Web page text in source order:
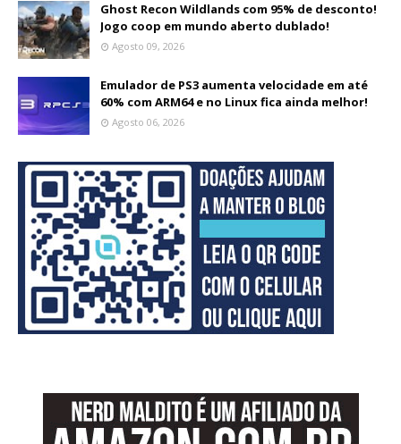
Ghost Recon Wildlands com 95% de desconto!
Jogo coop em mundo aberto dublado!
Agosto 09, 2026
Emulador de PS3 aumenta velocidade em até
60% com ARM64 e no Linux fica ainda melhor!
Agosto 06, 2026